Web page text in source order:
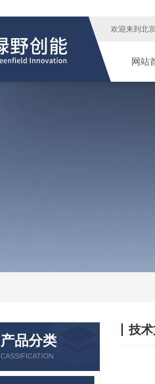
欢迎来到 北
网站
产品分类
CASSIFICATION
技